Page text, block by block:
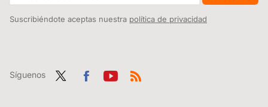
Suscribiéndote aceptas nuestra política de privacidad
Síguenos